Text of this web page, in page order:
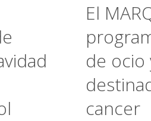
El
de
cancer